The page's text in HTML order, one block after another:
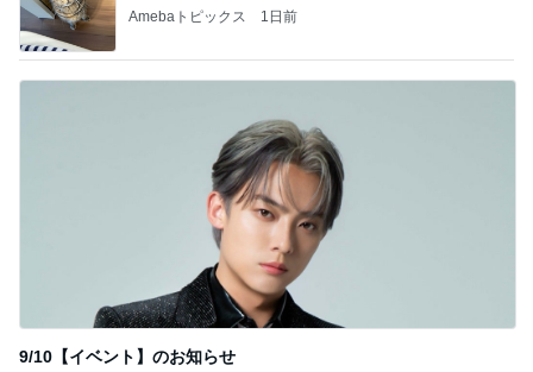
Amebaトピックス 1日前
9/10【イベント】のお知らせ